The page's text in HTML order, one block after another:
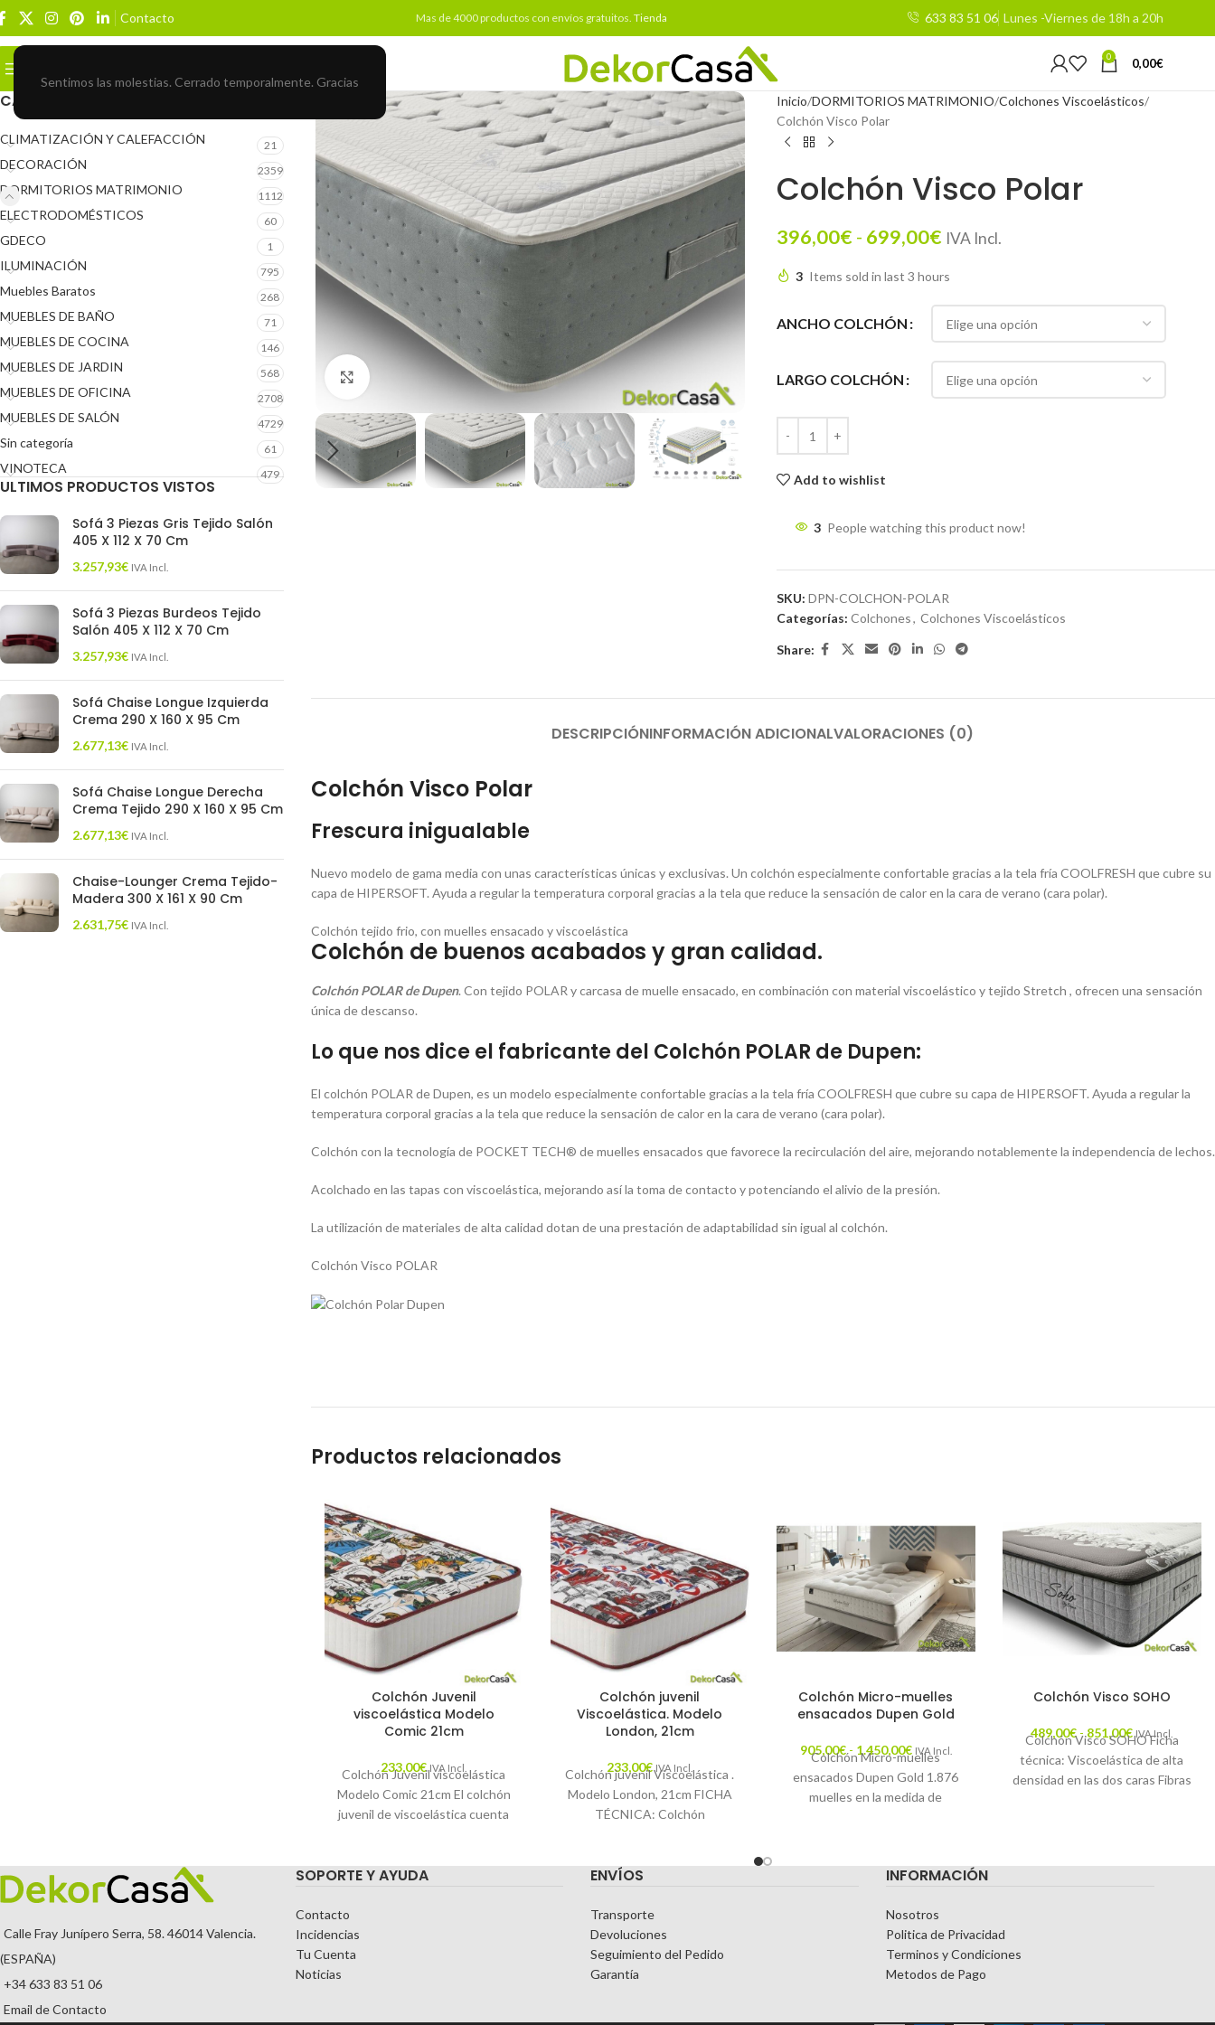
Sentimos las molestias. Cerrado temporalmente. Gracias
Contacto Mas de 4000 productos con envíos gratuitos. Tienda 633 83 51 06 Lunes -Viernes de 18h a 20h
0 0,00€
CATEGORÍAS DEL PRODUCTO
CLIMATIZACIÓN Y CALEFACCIÓN 21
DECORACIÓN 2359
DORMITORIOS MATRIMONIO 1112
ELECTRODOMÉSTICOS 60
GDECO 1
ILUMINACIÓN 795
Muebles Baratos 268
MUEBLES DE BAÑO 71
MUEBLES DE COCINA 146
MUEBLES DE JARDIN 568
MUEBLES DE OFICINA 2708
MUEBLES DE SALÓN 4729
Sin categoría 61
VINOTECA 479
ULTIMOS PRODUCTOS VISTOS
Sofá 3 Piezas Gris Tejido Salón
405 X 112 X 70 Cm
3.257,93€ IVA Incl.
Sofá 3 Piezas Burdeos Tejido
Salón 405 X 112 X 70 Cm
3.257,93€ IVA Incl.
Sofá Chaise Longue Izquierda
Crema 290 X 160 X 95 Cm
2.677,13€ IVA Incl.
Sofá Chaise Longue Derecha
Crema Tejido 290 X 160 X 95 Cm
2.677,13€ IVA Incl.
Chaise-Lounger Crema Tejido-
Madera 300 X 161 X 90 Cm
2.631,75€ IVA Incl.
Click to enlarge
Inicio DORMITORIOS MATRIMONIO Colchones Viscoelásticos
Colchón Visco Polar
Colchón Visco Polar
396,00€ - 699,00€ IVA Incl.
3 Items sold in last 3 hours
ANCHO COLCHÓN
LARGO COLCHÓN
Add to wishlist
3 People watching this product now!
SKU: DPN-COLCHON-POLAR
Categorías: Colchones, Colchones Viscoelásticos
Share:
DESCRIPCIÓNINFORMACIÓN ADICIONALVALORACIONES (0)
Colchón Visco Polar
Frescura inigualable
Nuevo modelo de gama media con unas características únicas y exclusivas. Un colchón especialmente confortable gracias a la tela fría COOLFRESH que cubre su
capa de HIPERSOFT. Ayuda a regular la temperatura corporal gracias a la tela que reduce la sensación de calor en la cara de verano (cara polar).
Colchón tejido frio, con muelles ensacado y viscoelástica
Colchón de buenos acabados y gran calidad.
Colchón POLAR de Dupen. Con tejido POLAR y carcasa de muelle ensacado, en combinación con material viscoelástico y tejido Stretch , ofrecen una sensación
única de descanso.
Lo que nos dice el fabricante del Colchón POLAR de Dupen:
El colchón POLAR de Dupen, es un modelo especialmente confortable gracias a la tela fría COOLFRESH que cubre su capa de HIPERSOFT. Ayuda a regular la
temperatura corporal gracias a la tela que reduce la sensación de calor en la cara de verano (cara polar).
Colchón con la tecnología de POCKET TECH® de muelles ensacados que favorece la recirculación del aire, mejorando notablemente la independencia de lechos.
Acolchado en las tapas con viscoelástica, mejorando así la toma de contacto y potenciando el alivio de la presión.
La utilización de materiales de alta calidad dotan de una prestación de adaptabilidad sin igual al colchón.
Colchón Visco POLAR
Productos relacionados
Colchón Juvenil
viscoelástica Modelo
Comic 21cm
233,00€ IVA Incl.
Colchón Juvenil viscoelástica
Modelo Comic 21cm El colchón
juvenil de viscoelástica cuenta
Colchón juvenil
Viscoelástica. Modelo
London, 21cm
233,00€ IVA Incl.
Colchón juvenil Viscoelástica .
Modelo London, 21cm FICHA
TÉCNICA: Colchón
viscoelástica Núcleo hr
Colchón Micro-muelles
ensacados Dupen Gold
905,00€- 1.450,00€ IVA Incl.
Colchón Micro-muelles
ensacados Dupen Gold 1.876
muelles en la medida de
Colchón Visco SOHO
489,00€ - 851,00€ IVA Incl.
Colchón Visco SOHO Ficha
técnica: Viscoelástica de alta
densidad en las dos caras Fibras
Calle Fray Junípero Serra, 58. 46014 Valencia.
(ESPAÑA)
+34 633 83 51 06
Email de Contacto
SOPORTE Y AYUDA
Contacto
Incidencias
Tu Cuenta
Noticias
ENVÍOS
Transporte
Devoluciones
Seguimiento del Pedido
Garantía
INFORMACIÓN
Nosotros
Politica de Privacidad
Terminos y Condiciones
Metodos de Pago